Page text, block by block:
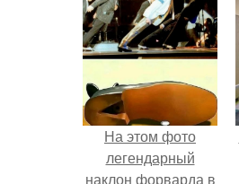
На этом фото
легендарный
наклон форварда в